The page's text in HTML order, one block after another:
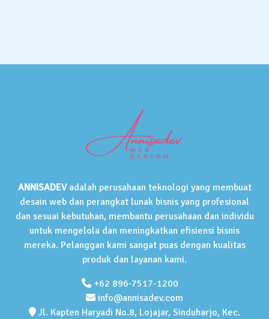
ANNISADEVadalah perusahaan teknologi yang membuat
desain web dan perangkat lunak bisnis yang profesional
dan sesuai kebutuhan, membantu perusahaan dan individu
untuk mengelola dan meningkatkan efisiensi bisnis
mereka. Pelanggan kami sangat puas dengan kualitas
produk dan layanan kami.
+62 896-7517-1200
info@annisadev.com
Jl. Kapten Haryadi No.8, Lojajar, Sinduharjo, Kec.